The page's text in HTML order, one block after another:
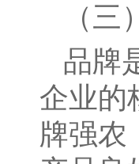
（
品牌
企业的
牌强农